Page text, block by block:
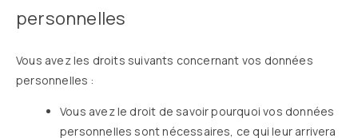
personnelles
Vous avez les droits suivants concernant vos données
personnelles :
Vous avez le droit de savoir pourquoi vos données
personnelles sont nécessaires, ce qui leur arrivera